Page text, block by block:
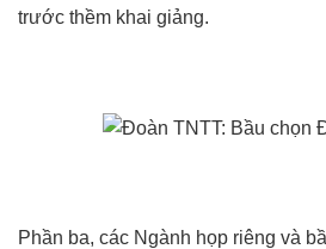
trước thềm khai giảng.
Phần ba, các Ngành họp riêng và